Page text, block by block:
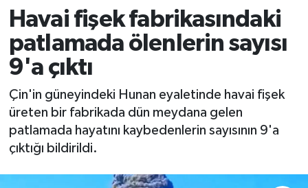
Havai fişek fabrikasındaki
patlamada ölenlerin sayısı
9'a çıktı
Çin'in güneyindeki Hunan eyaletinde havai fişek
üreten bir fabrikada dün meydana gelen
patlamada hayatını kaybedenlerin sayısının 9'a
çıktığı bildirildi.
Asayiş
Bilim - Teknoloji
Çevre - İklim
Dünya
Trafik Durumu
Süper Lig Puan Durumu ve Fikstür
Tüm Manşetler
Son Dakika Haberleri